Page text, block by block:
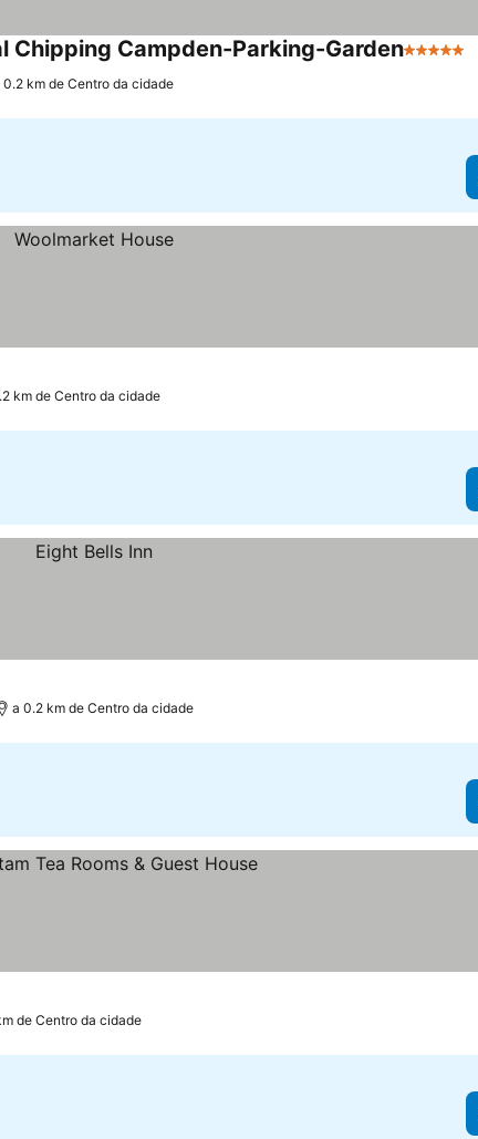
Chipping Campden-Parking-Garden5 Estrelas
0.2 km de Centro da cidade
km de Centro da cidade
a 0.2 km de Centro da cidade
de Centro da cidade